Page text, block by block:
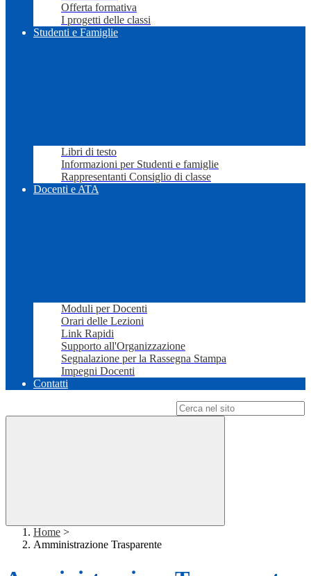
Offerta formativa
I progetti delle classi
Studenti e Famiglie
Libri di testo
Informazioni per Studenti e famiglie
Rappresentanti Consiglio di classe
Docenti e ATA
Moduli per Docenti
Orari delle Lezioni
Link Rapidi
Supporto all'Organizzazione
Segnalazione per la Rassegna Stampa
Impegni Docenti
Contatti
Home >
Amministrazione Trasparente